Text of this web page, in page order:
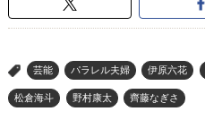
> 芸能 パラレル夫婦 伊原六花
松倉海斗 野村康太 齊藤なぎさ